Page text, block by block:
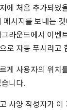
에 처음 추가되었
메시지를 보내는
라운드에서 이벤
로 자동 푸시라고
게 사용자의 위치
니다.
사양 작성자가 이